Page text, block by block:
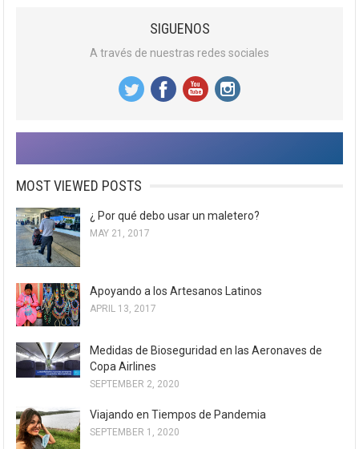
SIGUENOS
A través de nuestras redes sociales
MOST VIEWED POSTS
¿ Por qué debo usar un maletero?
MAY 21, 2017
Apoyando a los Artesanos Latinos
APRIL 13, 2017
Medidas de Bioseguridad en las Aeronaves de
Copa Airlines
SEPTEMBER 2, 2020
Viajando en Tiempos de Pandemia
SEPTEMBER 1, 2020